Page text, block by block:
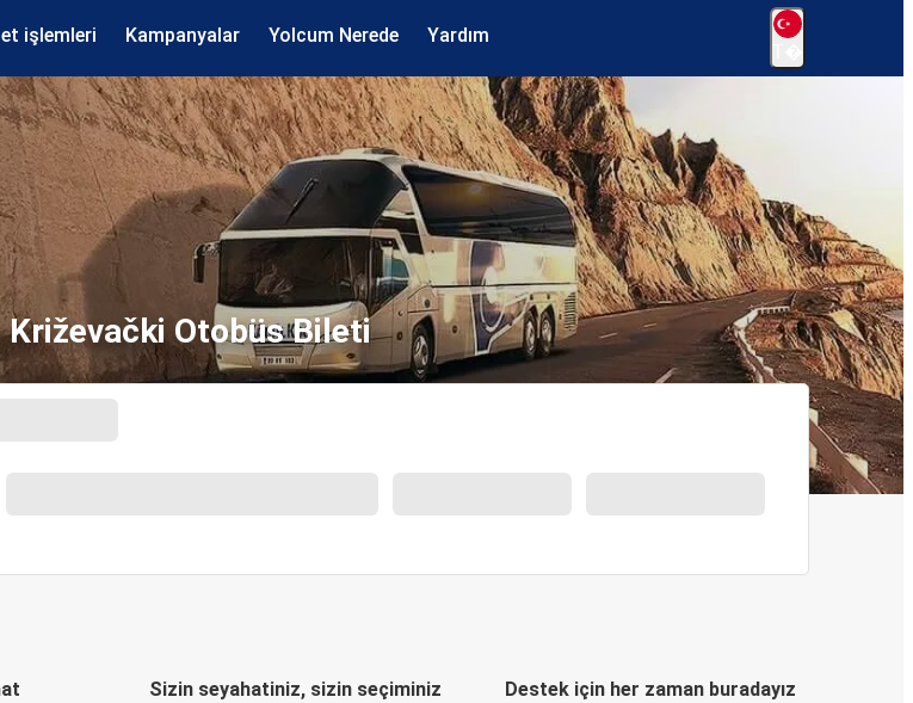
işlemleri Kampanyalar Yolcum Nerede Yardım
Križevački Otobüs Bileti
Sizin seyahatiniz, sizin seçiminiz Destek için her zaman buradayız